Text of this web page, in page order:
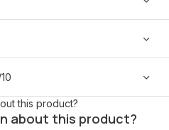
about this product?